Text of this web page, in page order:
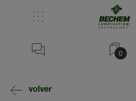
0
volver